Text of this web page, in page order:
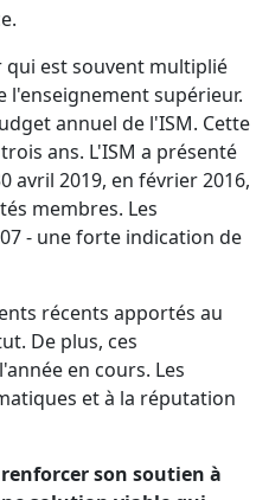
qui est souvent multiplié
l'enseignement supérieur.
annuel de l'ISM. Cette
ans. L'ISM a présenté
avril 2019, en février 2016,
membres. Les
- une forte indication de
récents apportés au
De plus, ces
en cours. Les
et à la réputation
son soutien à